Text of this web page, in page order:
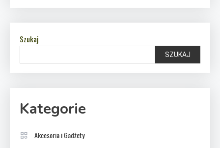
Szukaj
SZUKAJ
Kategorie
Akcesoria i Gadżety